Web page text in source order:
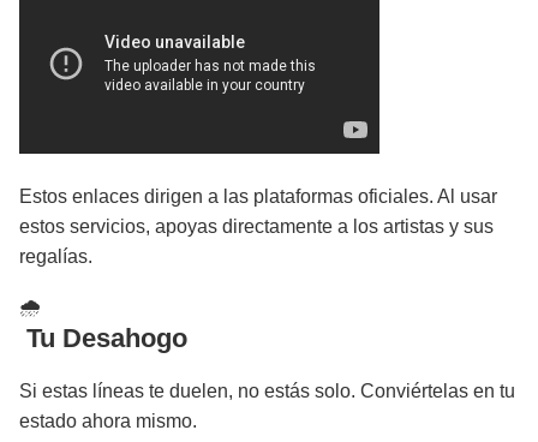
Estos enlaces dirigen a las plataformas oficiales. Al usar
estos servicios, apoyas directamente a los artistas y sus
regalías.
🌧
️ Tu Desahogo
Si estas líneas te duelen, no estás solo. Conviértelas en tu
estado ahora mismo.